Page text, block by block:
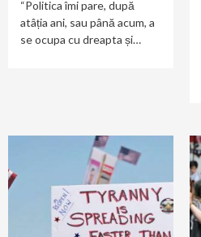
“Politica îmi pare, după
atâția ani, sau până acum, a
se ocupa cu dreapta și…